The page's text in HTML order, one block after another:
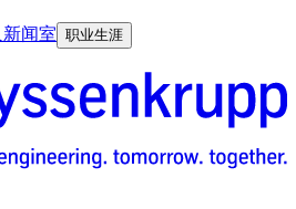
新闻室 职业生涯